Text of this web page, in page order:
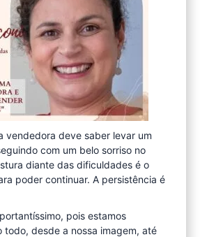
vendedora deve saber levar um
com um belo sorriso no
diante das dificuldades é o
poder continuar. A persistência é
pois estamos
todo, desde a nossa imagem, até